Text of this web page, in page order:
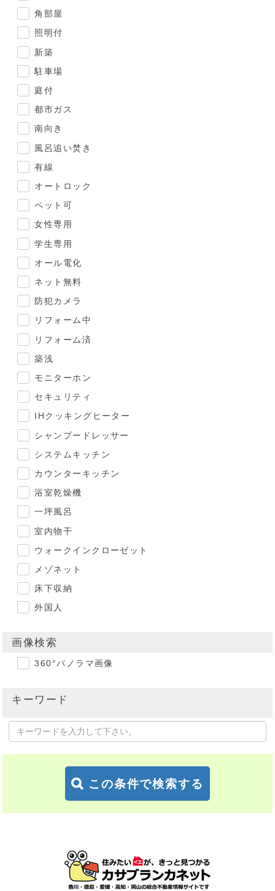
角部屋
照明付
新築
駐車場
庭付
都市ガス
南向き
風呂追い焚き
有線
オートロック
ペット可
女性専用
学生専用
オール電化
ネット無料
防犯カメラ
リフォーム中
リフォーム済
築浅
モニターホン
セキュリティ
IHクッキングヒーター
シャンプードレッサー
システムキッチン
カウンターキッチン
浴室乾燥機
一坪風呂
室内物干
ウォークインクローゼット
メゾネット
床下収納
外国人
画像検索
360°パノラマ画像
キーワード
この条件で検索する